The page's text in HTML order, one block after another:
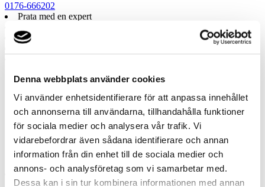
Denna webbplats använder cookies
Vi använder enhetsidentifierare för att anpassa innehållet
och annonserna till användarna, tillhandahålla funktioner
för sociala medier och analysera vår trafik. Vi
vidarebefordrar även sådana identifierare och annan
information från din enhet till de sociala medier och
annons- och analysföretag som vi samarbetar med.
Dessa kan i sin tur kombinera informationen med annan
0176-666202
Prata med en expert
Kontakta mig
Begär offert
Kontakta mig
Boka hembesök
Ring oss
Kontakt